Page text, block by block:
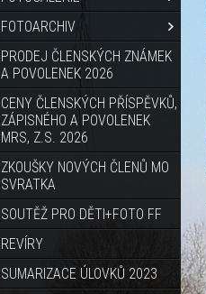
FOTOARCHIV
PRODEJ ČLENSKÝCH ZNÁMEK
A POVOLENEK 2026
CENY ČLENSKÝCH PŘÍSPĚVKŮ,
ZÁPISNÉHO A POVOLENEK
MRS, Z.S. 2026
ZKOUŠKY NOVÝCH ČLENŮ MO
SVRATKA
SOUTĚŽ PRO DĚTI+FOTO FF
REVÍRY
SUMARIZACE ÚLOVKŮ 2023